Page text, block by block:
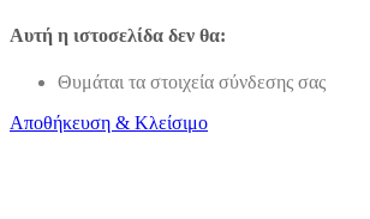
Αυτή η ιστοσελίδα δεν θα:
Θυμάται τα στοιχεία σύνδεσης σας
Αποθήκευση & Κλείσιμο